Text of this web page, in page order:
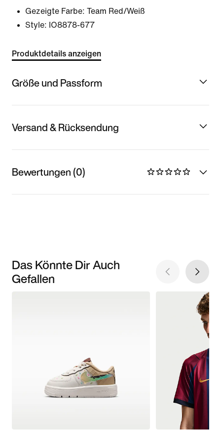
Gezeigte Farbe: Team Red/Weiß
Style: IO8878-677
Produktdetails anzeigen
Größe und Passform
Versand & Rücksendung
Bewertungen (0)
Das Könnte Dir Auch
Gefallen